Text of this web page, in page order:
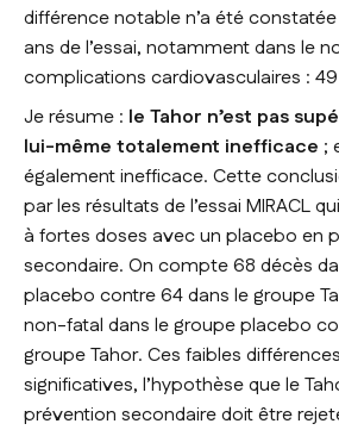
différence notable n’a été
ans de l’essai, notamment dans le
complications cardiovasculaires : 49
Je résume : le Tahor n’est pas
lui-même totalement inefficace ;
également inefficace. Cette
par les résultats de l’essai MIRACL
à fortes doses avec un placebo en
secondaire. On compte 68 décès
placebo contre 64 dans le groupe
non-fatal dans le groupe placebo
groupe Tahor. Ces faibles
significatives, l’hypothèse que le
prévention secondaire doit être